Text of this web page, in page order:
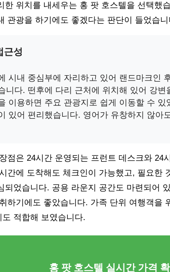
한 위치를 내세우는 홍 팟 호스텔을 선택했
관광을 하기에도 좋겠다는 판단이 들었습니
근성
시내 중심부에 자리하고 있어 랜드마크인
니다. 떤후에 다리 근처에 위치해 있어 강
이용하면 주요 관광지로 쉽게 이동할 수
있어 편리했습니다. 영어가 유창하지 않아
점은 24시간 운영되는 프런트 데스크와 24
간에 도착해도 체크인이 가능했고, 필요한
되었습니다. 공용 라운지 공간도 마련되어
하기에도 좋았습니다. 가족 단위 여행객을
적합해 보였습니다.
홍 팟 호스텔 실시간 가격